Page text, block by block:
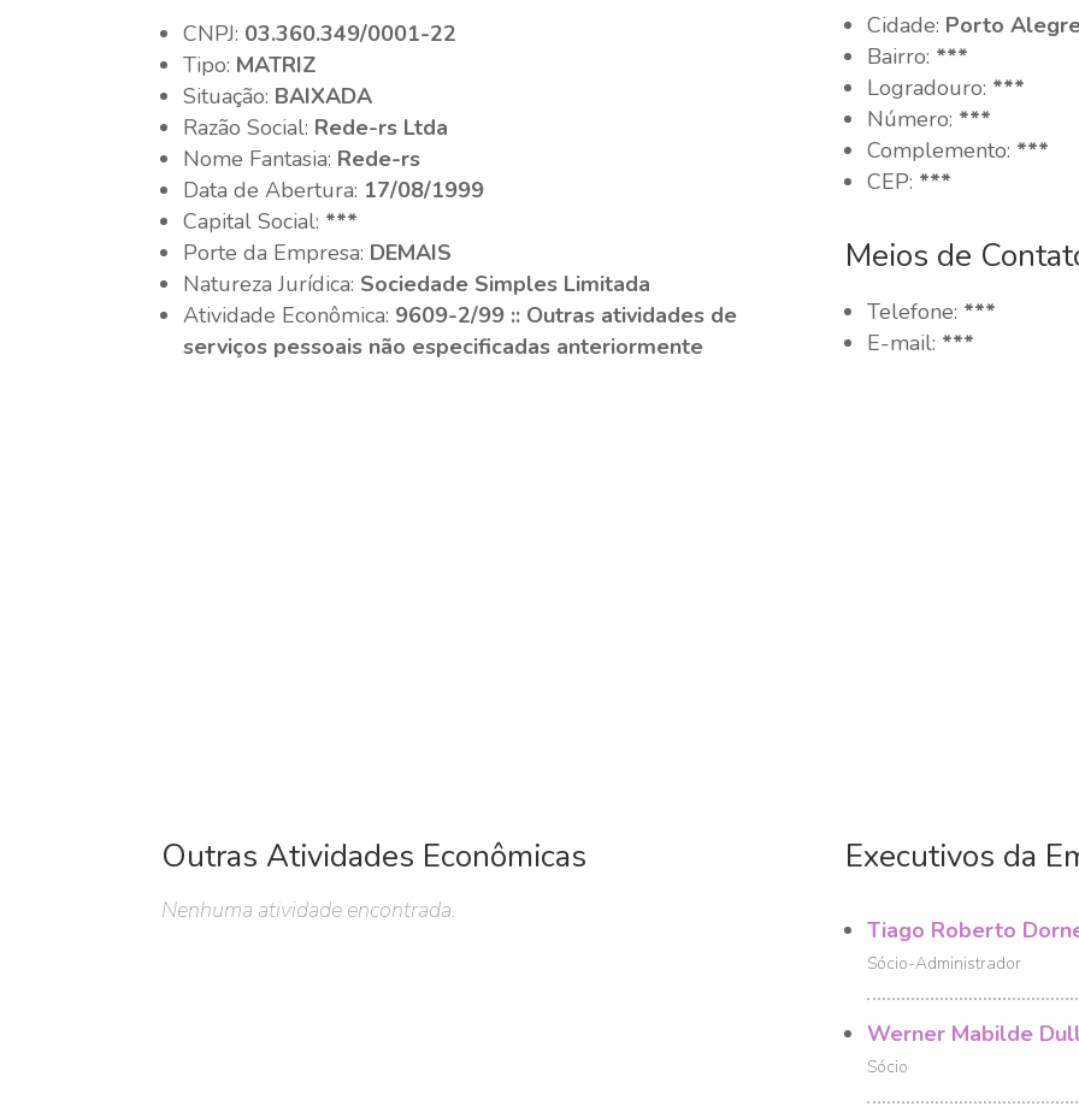
CNPJ: 03.360.349/0001-22
Tipo: MATRIZ
Situação: BAIXADA
Razão Social: Rede-rs Ltda
Nome Fantasia: Rede-rs
Data de Abertura: 17/08/1999
Capital Social: ***
Porte da Empresa: DEMAIS
Natureza Jurídica: Sociedade Simples Limitada
Atividade Econômica: 9609-2/99 :: Outras atividades de
serviços pessoais não especificadas anteriormente
Cidade: Porto
Bairro: ***
Logradouro: ***
Número: ***
Complemento: ***
CEP: ***
Meios de
Telefone: ***
E-mail: ***
Outras Atividades Econômicas
Nenhuma atividade encontrada.
Executivos da
Tiago Roberto
Sócio-Administrador
Werner Mabilde
Sócio